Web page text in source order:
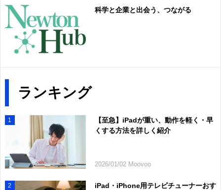
科学と企業と出会う、つながる
ランキング
1
【至急】iPadが重い、動作を軽く・早
くする方法を詳しく紹介
2026/01/02 Moovoo
2
iPad・iPhone用テレビチューナーおす